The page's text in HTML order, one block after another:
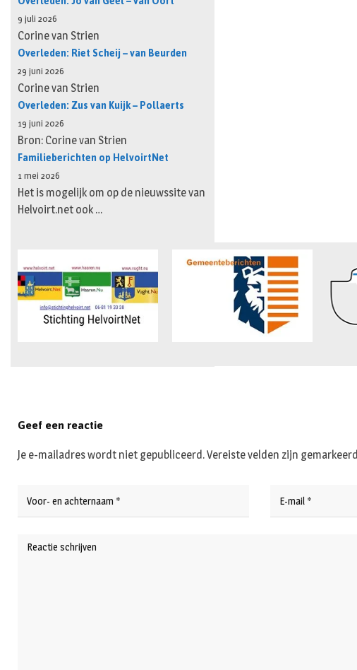
9 juli 2026
Corine van Strien
Overleden: Riet Scheij – van Beurden
29 juni 2026
Corine van Strien
Overleden: Zus van Kuijk – Pollaerts
19 juni 2026
Bron: Corine van Strien
Familieberichten op HelvoirtNet
1 mei 2026
Het is mogelijk om op de nieuwssite van
Helvoirt.net ook …
Geef een reactie
Je e-mailadres wordt niet gepubliceerd.Vereiste velden zijn